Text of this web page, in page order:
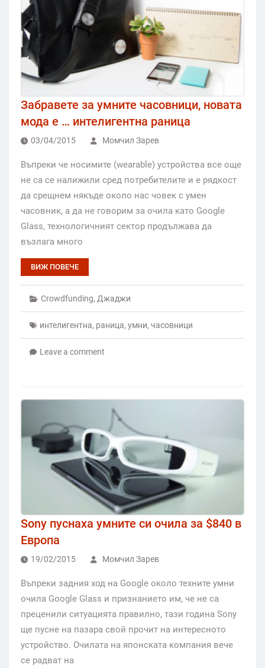
Забравете за умните часовници, новата
мода е … интелигентна раница
03/04/2015 Момчил Зарев
Въпреки че носимите (wearable) устройства все още
не са се налижили сред потребителите и е рядкост
да срещнем някъде около нас човек с умен
часовник, а да не говорим за очила като Google
Glass, технологичният сектор продължава да
възлага много
ВИЖ ПОВЕЧЕ
Crowdfunding, Джаджи
интелигентна, раница, умни, часовници
Leave a comment
Sony пуснаха умните си очила за $840 в
Европа
19/02/2015 Момчил Зарев
Въпреки задния ход на Google около техните умни
очила Google Glass и признанието им, че не са
преценили ситуацията правилно, тази година Sony
ще пусне на пазара свой прочит на интересното
устройство. Очилата на японската компания вече
се радват на